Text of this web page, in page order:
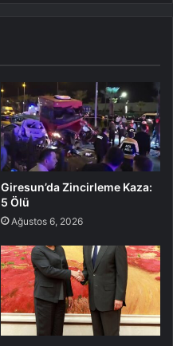
Giresun’da Zincirleme Kaza:
5 Ölü
Ağustos 6, 2026